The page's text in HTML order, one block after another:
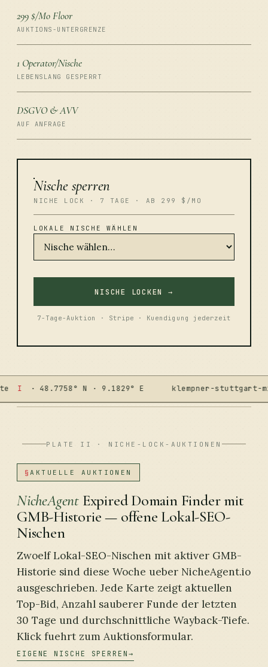
299 $/Mo Floor
AUKTIONS-UNTERGRENZE
1 Operator/Nische
LEBENSLANG GESPERRT
DSGVO & AVV
AUF ANFRAGE
Nische sperren
NICHE LOCK · 7 TAGE · AB 299 $/MO
LOKALE NISCHE WÄHLEN
NISCHE LOCKEN →
7-Tage-Auktion · Stripe · Kuendigung jederzeit
N · 9.1829° E klempner-stuttgart-mitte.de
PLATE II · NICHE-LOCK-AUKTIONEN
§ AKTUELLE AUKTIONEN
NicheAgentExpired Domain Finder mit
GMB-Historie — offene Lokal-SEO-
Nischen
Zwoelf Lokal-SEO-Nischen mit aktiver GMB-
Historie sind diese Woche ueber NicheAgent.io
ausgeschrieben. Jede Karte zeigt aktuellen
Top-Bid, Anzahl sauberer Funde der letzten
30 Tage und durchschnittliche Wayback-Tiefe.
Klick fuehrt zum Auktionsformular.
EIGENE NISCHE SPERREN